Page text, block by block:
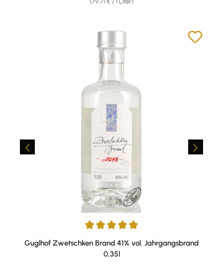
Durchschnittliche Bewertung von 5 von 5 Sternen
Guglhof Zwetschken Brand 41% vol. Jahrgangsbrand
0,35l